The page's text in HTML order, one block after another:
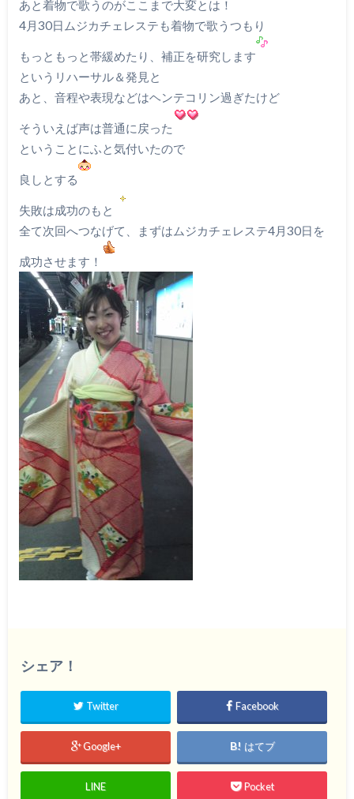
あと着物で歌うのがここまで大変とは！
4月30日ムジカチェレステも着物で歌うつもり
もっともっと帯緩めたり、補正を研究します
というリハーサル＆発見と
あと、音程や表現などはヘンテコリン過ぎたけど
そういえば声は普通に戻った
ということにふと気付いたので
良しとする
失敗は成功のもと
全て次回へつなげて、まずはムジカチェレステ4月30日を
成功させます！
シェア！
Twitter Facebook
Google+ はてブ
LINE Pocket